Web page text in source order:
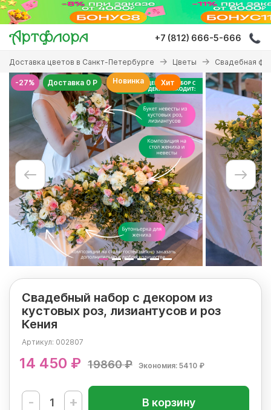
Перейти
основному
содержанию
+7 (812) 666-5-666
Вы
здесь
Доставка цветов в Санкт-Петербурге Цветы Свадебная
-27% Доставка 0 Р Новинка Хит
Свадебный набор с декором из
кустовых роз, лизиантусов и роз
Кения
Артикул: 002807
14 450 ₽ 19860 ₽ Экономия: 5410 ₽
- + В корзину